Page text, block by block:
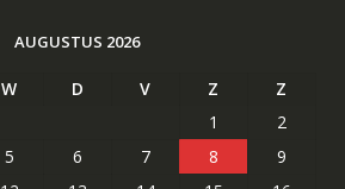
AUGUSTUS 2026
W D V Z
Z
1
2
5 6 7 8
9